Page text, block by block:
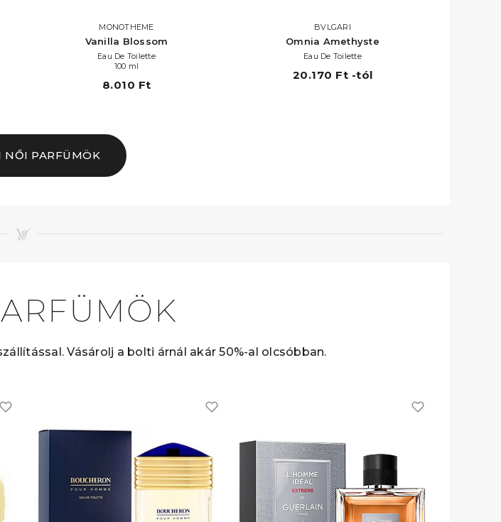
MONOTHEME
Vanilla Blossom
Eau De Toilette
100 ml
8.010 Ft
BVLGARI
Omnia Amethyste
Eau De Toilette
20.170 Ft -tól
NŐI PARFÜMÖK
Vásárolj a bolti árnál akár 50%-al olcsóbban.